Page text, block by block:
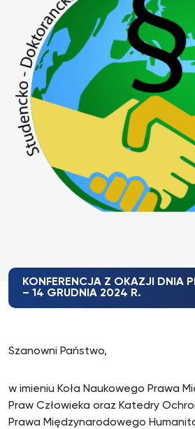
KONFERENCJA Z OKAZJI DNIA
– 14 GRUDNIA 2024 R.
Szanowni Państwo,
w imieniu Koła Naukowego Prawa
Praw Człowieka oraz Katedry
Prawa Międzynarodowego